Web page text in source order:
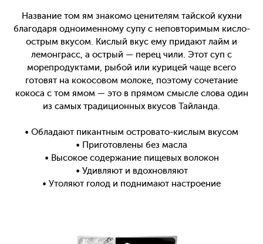
Название том ям знакомо ценителям тайской кухни
благодаря одноименному супу с неповторимым кисло-
острым вкусом. Кислый вкус ему придают лайм и
лемонграсс, а острый — перец чили. Этот суп с
морепродуктами, рыбой или курицей чаще всего
готовят на кокосовом молоке, поэтому сочетание
кокоса с том ямом — это в прямом смысле слова один
из самых традиционных вкусов Тайланда.
• Обладают пикантным островато-кислым вкусом
• Приготовлены без масла
• Высокое содержание пищевых волокон
• Удивляют и вдохновляют
• Утоляют голод и поднимают настроение